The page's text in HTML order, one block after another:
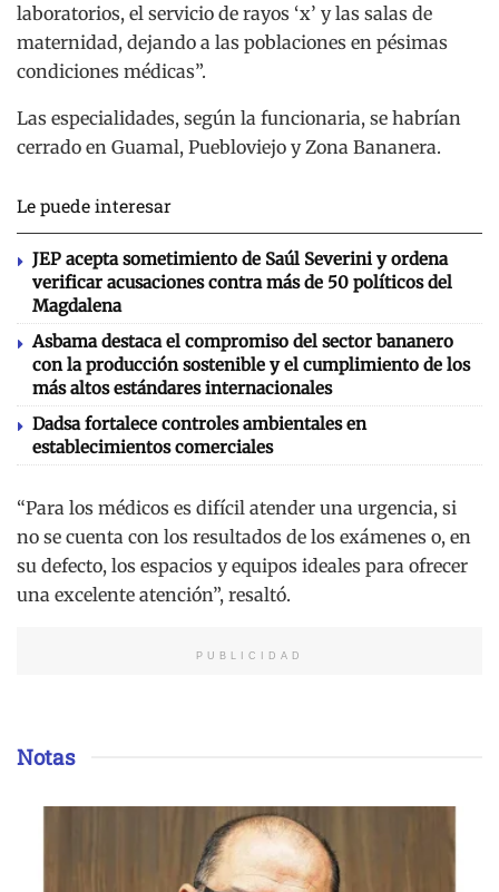
laboratorios, el servicio de rayos ‘x’ y las salas de
maternidad, dejando a las poblaciones en pésimas
condiciones médicas”.
Las especialidades, según la funcionaria, se habrían
cerrado en Guamal, Puebloviejo y Zona Bananera.
Le puede interesar
JEP acepta sometimiento de Saúl Severini y ordena
verificar acusaciones contra más de 50 políticos del
Magdalena
Asbama destaca el compromiso del sector bananero
con la producción sostenible y el cumplimiento de los
más altos estándares internacionales
Dadsa fortalece controles ambientales en
establecimientos comerciales
“Para los médicos es difícil atender una urgencia, si
no se cuenta con los resultados de los exámenes o, en
su defecto, los espacios y equipos ideales para ofrecer
una excelente atención”, resaltó.
PUBLICIDAD
Notas